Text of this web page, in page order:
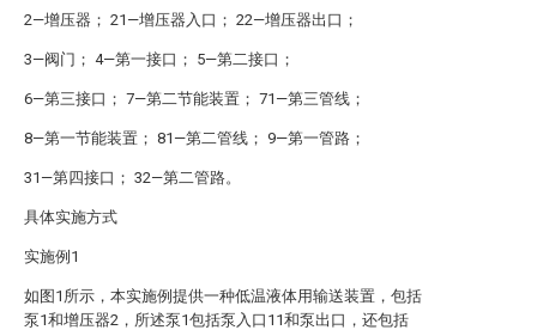
2—增压器； 21—增压器入口； 22—增压器出口；
3—阀门； 4—第一接口； 5—第二接口；
6—第三接口； 7—第二节能装置； 71—第三管线；
8—第一节能装置； 81—第二管线； 9—第一管路；
31—第四接口； 32—第二管路。
具体实施方式
实施例1
如图1所示，本实施例提供一种低温液体用输送装置，包括
泵1和增压器2，所述泵1包括泵入口11和泵出口，还包括